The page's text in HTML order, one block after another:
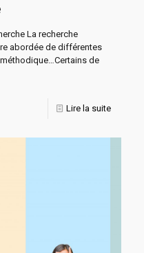
La recherche
abordée de différentes
de
Lire la suite